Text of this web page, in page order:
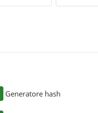
Generatore hash